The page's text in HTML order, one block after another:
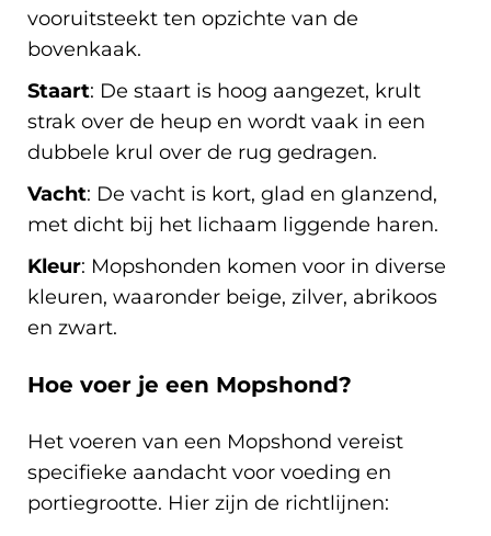
vooruitsteekt ten opzichte van de
bovenkaak.
Staart: De staart is hoog aangezet, krult
strak over de heup en wordt vaak in een
dubbele krul over de rug gedragen.
Vacht: De vacht is kort, glad en glanzend,
met dicht bij het lichaam liggende haren.
Kleur: Mopshonden komen voor in diverse
kleuren, waaronder beige, zilver, abrikoos
en zwart.
Hoe voer je een Mopshond?
Het voeren van een Mopshond vereist
specifieke aandacht voor voeding en
portiegrootte. Hier zijn de richtlijnen: